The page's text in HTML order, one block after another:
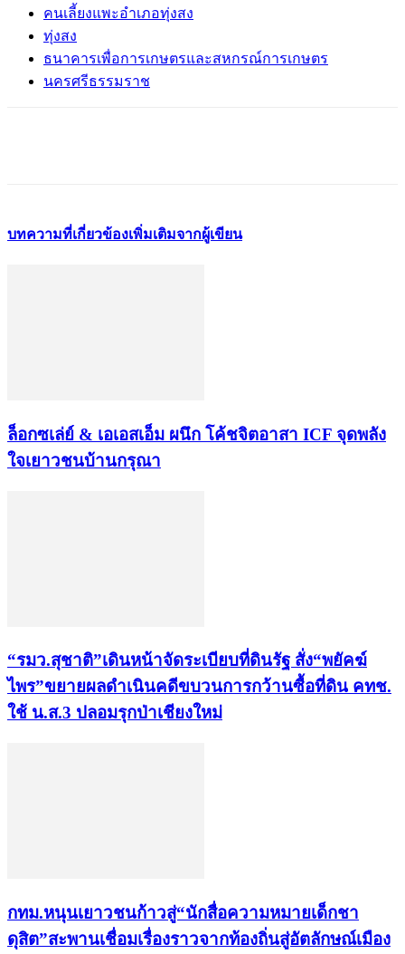
คนเลี้ยงแพะอำเภอทุ่งสง
ทุ่งสง
ธนาคารเพื่อการเกษตรและสหกรณ์การเกษตร
นครศรีธรรมราช
บทความที่เกี่ยวข้องเพิ่มเติมจากผู้เขียน
ล็อกซเล่ย์ & เอเอสเอ็ม ผนึก โค้ชจิตอาสา ICF จุดพลัง
ใจเยาวชนบ้านกรุณา
“รมว.สุชาติ”เดินหน้าจัดระเบียบที่ดินรัฐ สั่ง“พยัคฆ์
ไพร”ขยายผลดำเนินคดีขบวนการกว้านซื้อที่ดิน คทช.
ใช้ น.ส.3 ปลอมรุกป่าเชียงใหม่
กทม.หนุนเยาวชนก้าวสู่“นักสื่อความหมายเด็กชา
ดุสิต”สะพานเชื่อมเรื่องราวจากท้องถิ่นสู่อัตลักษณ์เมือง